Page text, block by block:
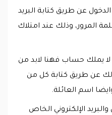
عن طريق كتابة البريد
المرور، وذلك عند امتلاك
يملك حساب فهنا لابد من
عن طريق كتابة كل من
اسم العائلة.
الإلكتروني الخاص